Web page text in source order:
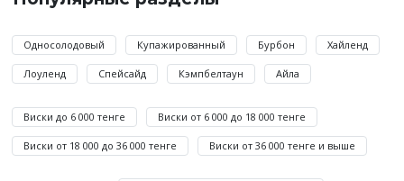
наименование
алкогольного
напитка,
получаемого
дистилляции
зернового
сусла
Односолодовый Купажированный Бурбон Хайленд
Лоуленд Спейсайд Кэмпбелтаун Айла
Виски до 6 000 тенге Виски от 6 000 до 18 000 тенге
Виски от 18 000 до 36 000 тенге Виски от 36 000 тенге и выше